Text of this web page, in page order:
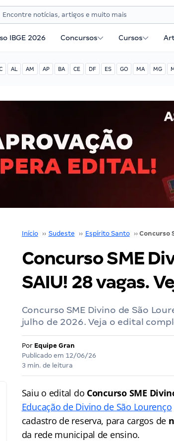
IBGE 2026 Concursos Cursos
AL AM AP BA CE DF ES GO MA MG
Início ›› Sudeste ›› Espírito Santo ››
Concurso SME
SAIU! 28 vagas.
Concurso SME Divino de São
julho de 2026. Veja o edital
Por Equipe Gran
Publicado em 12/06/26
3 min. de leitura
Saiu o edital do Concurso SME
Educação de Divino de São Lourenço
cadastro de reserva, para cargos de
da rede municipal de ensino.